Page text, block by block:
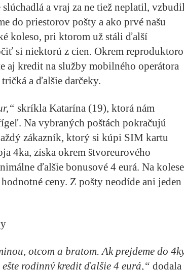
a vraj za ne tiež neplatil,
do priestorov pošty a ako prvé našu
koleso, pri ktorom už stáli ďalší
si niektorú z cien. Okrem
aj kredit na služby mobilného operátora
a ďalšie darčeky.
skríkla Katarína (19), ktorá nám
Na vybraných poštách pokračujú
zákazník, ktorý si kúpi SIM kartu
4ka, získa okrem štvoreurového
ďalšie bonusové 4 eurá. Na kolese
ceny. Z pošty neodíde ani jeden
otcom a bratom. Ak prejdeme do
rodinný kredit ďalšie 4 eurá,“ dodala